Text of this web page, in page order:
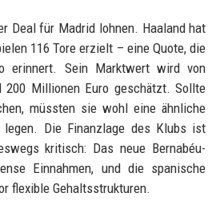
Deal für Madrid lohnen. Haaland hat
116 Tore erzielt – eine Quote, die
erinnert. Sein Marktwert wird von
200 Millionen Euro geschätzt. Sollte
müssten sie wohl eine ähnliche
Die Finanzlage des Klubs ist
kritisch: Das neue Bernabéu-
Einnahmen, und die spanische
flexible Gehaltsstrukturen.